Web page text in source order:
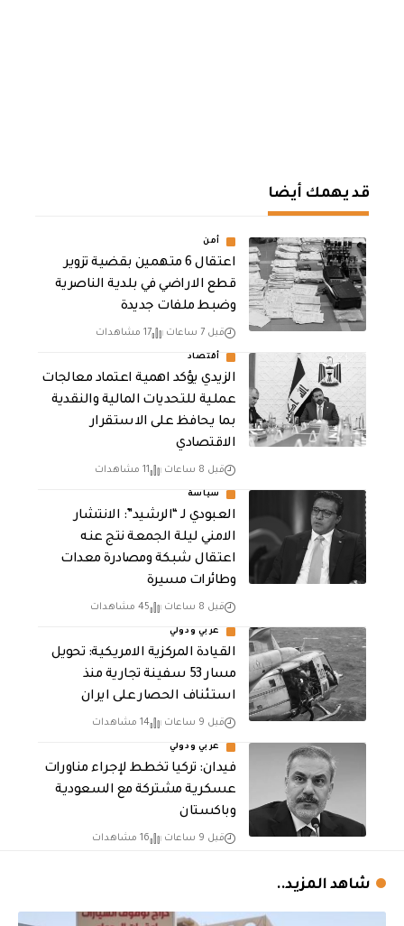
قد يهمك أيضا
أمن
اعتقال 6 متهمين بقضية تزوير
قطع الاراضي في بلدية الناصرية
وضبط ملفات جديدة
قبل 7 ساعات 17 مشاهدات
أقتصاد
الزيدي يؤكد اهمية اعتماد معالجات
عملية للتحديات المالية والنقدية
بما يحافظ على الاستقرار
الاقتصادي
قبل 8 ساعات 11 مشاهدات
سياسة
العبودي لـ “الرشيد”: الانتشار
الامني ليلة الجمعة نتج عنه
اعتقال شبكة ومصادرة معدات
وطائرات مسيرة
قبل 8 ساعات 45 مشاهدات
عربي ودولي
القيادة المركزية الامريكية: تحويل
مسار 53 سفينة تجارية منذ
استئناف الحصار على ايران
قبل 9 ساعات 14 مشاهدات
عربي ودولي
فيدان: تركيا تخطط لإجراء مناورات
عسكرية مشتركة مع السعودية
وباكستان
قبل 9 ساعات 16 مشاهدات
شاهد المزيد..